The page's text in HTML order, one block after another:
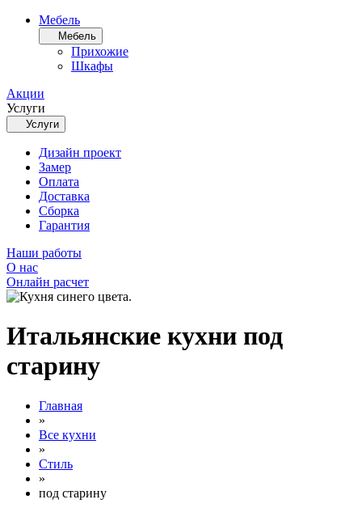
Мебель
Мебель
Прихожие
Шкафы
Акции
Услуги
Услуги
Дизайн проект
Замер
Оплата
Доставка
Сборка
Гарантия
Наши работы
О нас
Онлайн расчет
Итальянские кухни под
старину
Главная
»
Все кухни
»
Стиль
»
под старину